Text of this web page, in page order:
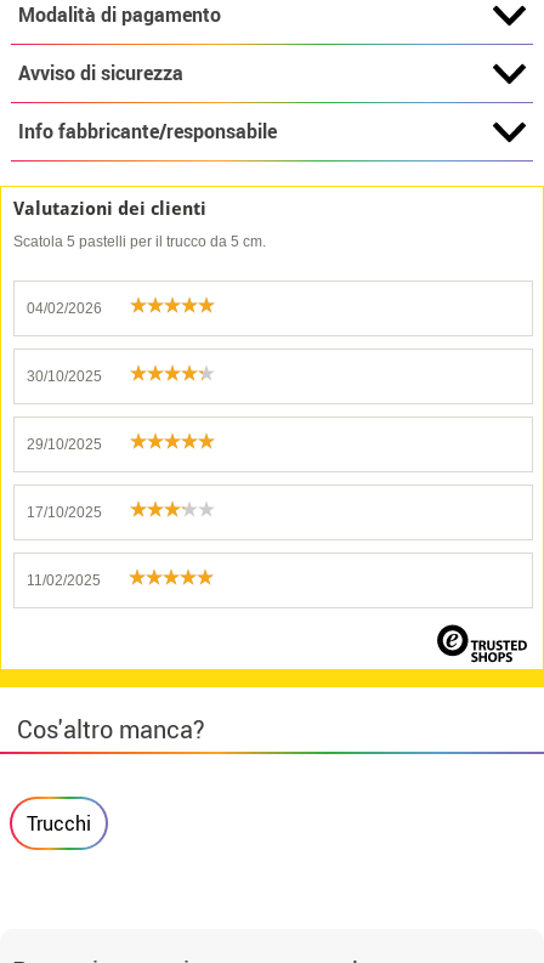
Modalità di pagamento
Avviso di sicurezza
Info fabbricante/responsabile
Valutazioni dei clienti
Scatola 5 pastelli per il trucco da 5 cm.
04/02/2026
30/10/2025
29/10/2025
17/10/2025
11/02/2025
Cos'altro manca?
Trucchi